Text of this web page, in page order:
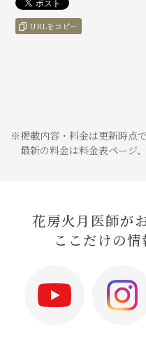
URLをコピー
※掲載内容・料金は更新時点
最新の料金は料金表ページ
花房火月医師が
ここだけの情